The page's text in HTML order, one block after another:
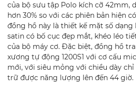
của bộ sưu tập Polo kích cỡ 42mm,
hơn 30% so với các phiên bản hiện
đồng hồ này là thiết kế mặt số dạng
satin có bố cục đẹp mắt, khéo léo
của bộ máy cơ. Đặc biệt, đồng hồ
xương tự động 1200S1 với cơ cấu
mới, với siêu mỏng với chiều dày
trữ được năng lượng lên đến 44 giờ.